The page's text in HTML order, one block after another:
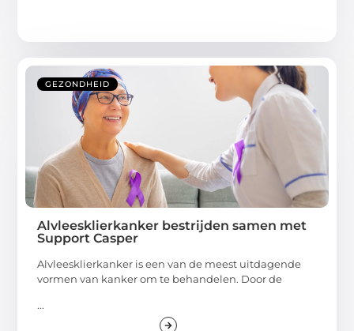
GEZONDHEID
Alvleesklierkanker bestrijden samen met
Support Casper
Alvleesklierkanker is een van de meest uitdagende
vormen van kanker om te behandelen. Door de
...